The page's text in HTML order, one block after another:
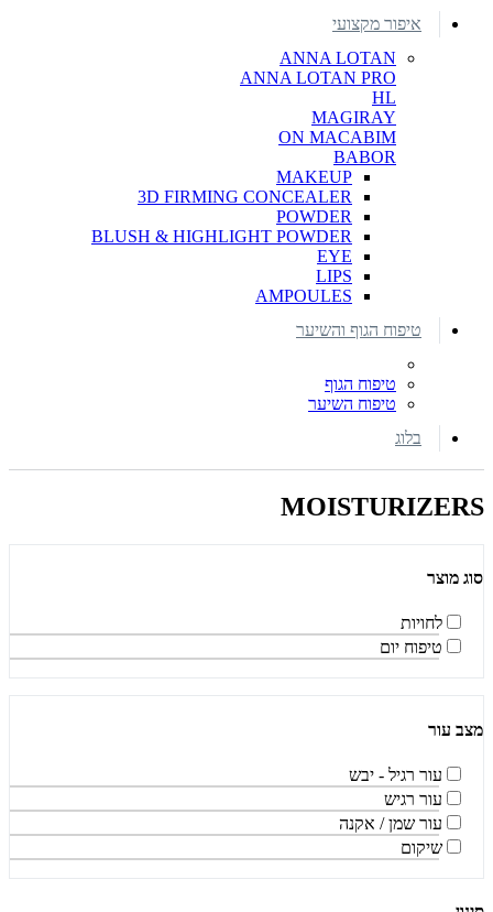
איפור מקצועי
ANNA LOTAN
ANNA LOTAN PRO
HL
MAGIRAY
ON MACABIM
BABOR
MAKEUP
3D FIRMING CONCEALER
POWDER
BLUSH & HIGHLIGHT POWDER
EYE
LIPS
AMPOULES
טיפוח הגוף והשיער
טיפוח הגוף
טיפוח השיער
בלוג
MOISTURIZERS
סוג מוצר
לחויות
טיפוח יום
מצב עור
עור רגיל - יבש
עור רגיש
עור שמן / אקנה
שיקום